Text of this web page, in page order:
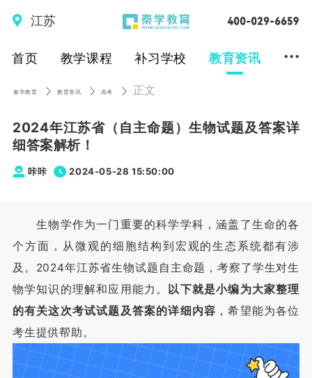
江苏
首页 教学课程 补习学校 教育资讯 ...
秦学教育 教育资讯 高考 正文
2024年江苏省（自主命题）生物试题及答案详
细答案解析！
咔咔 2024-05-28 15:50:00
生物学作为一门重要的科学学科，涵盖了生命的各
个方面，从微观的细胞结构到宏观的生态系统都有涉
及。2024年江苏省生物试题自主命题，考察了学生对生
物学知识的理解和应用能力。 以下就是小编为大家整理
的有关这次考试试题及答案的详细内容 ，希望能为各位
考生提供帮助。